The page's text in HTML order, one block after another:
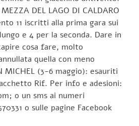
DEL LAGO DI CALDARO
11 iscritti alla prima gara sui
e 4 per la seconda. Dare in
cosa fare, molto
quella con meno
MICHEL (3-6 maggio): esauriti
Rif. Per info e adesioni:
o un sms ai numeri
o sulle pagine Facebook